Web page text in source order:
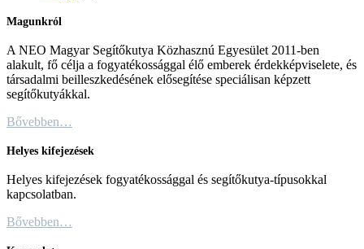
Magunkról
A NEO Magyar Segítőkutya Közhasznú Egyesület 2011-ben
alakult, fő célja a fogyatékossággal élő emberek érdekképviselete, és
társadalmi beilleszkedésének elősegítése speciálisan képzett
segítőkutyákkal.
Bővebben…
Helyes kifejezések
Helyes kifejezések fogyatékossággal és segítőkutya-típusokkal
kapcsolatban.
Bővebben…